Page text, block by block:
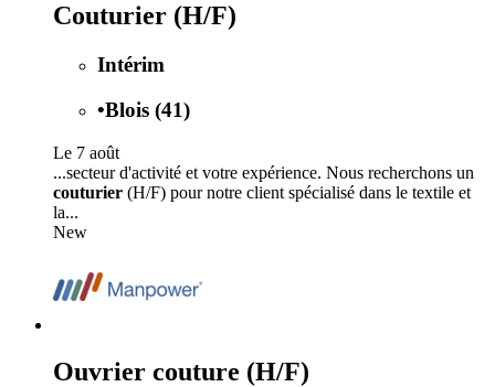
Couturier (H/F)
Intérim
•Blois (41)
Le 7 août
...secteur d'activité et votre expérience. Nous recherchons un
couturier (H/F) pour notre client spécialisé dans le textile et
la...
New
Ouvrier couture (H/F)